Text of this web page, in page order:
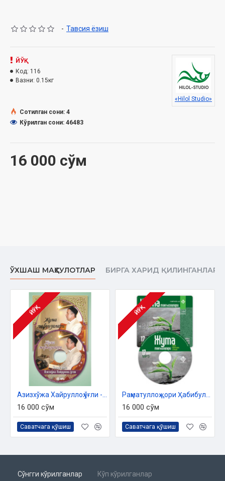
Муаллиф:Раҳматуллоҳ қори Ҳабибуллоҳ ўғли
Сана:
Ҳажми:278 дақиқа
- Тавсия ёзиш
16 000 сўм
ЙЎҚ
Код: 116
Вазни: 0.15кг
«Hilol Studio»
Сотилган сони: 4
Кўрилган сони: 46483
ЎХШАШ МАҲСУЛОТЛАР БИРГА ХАРИД ҚИЛИНГАНЛАР
ЙЎҚ
16 000 сўм
Саватчага қўшиш
ЙЎҚ
16 000 сўм
Саватчага қўшиш
Сўнгги кўрилганлар Кўп кўрилганлар